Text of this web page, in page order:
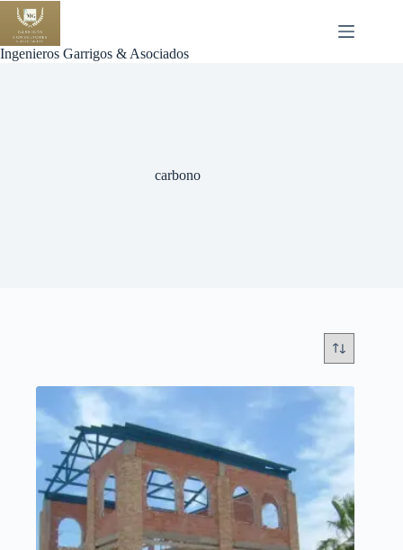
Saltar
contenido
Ingenieros Garrigos & Asociados
carbono